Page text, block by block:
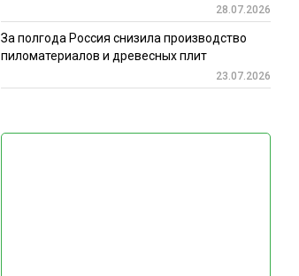
28.07.2026
За полгода Россия снизила производство
пиломатериалов и древесных плит
23.07.2026